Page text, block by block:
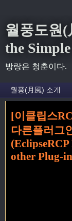
월풍도원(
the
방랑은 청춘이다.
» Preference 꼬리가
[이클립스
다른플러그
other Plug-